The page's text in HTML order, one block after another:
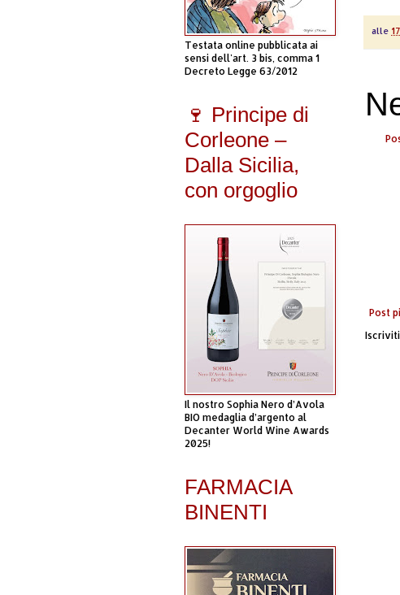
alle
Post
Iscriviti
Testata online pubblicata ai
sensi dell'art. 3 bis, comma 1
Decreto Legge 63/2012
🍷 Principe di
Corleone –
Dalla Sicilia,
con orgoglio
Il nostro Sophia Nero d’Avola
BIO medaglia d’argento al
Decanter World Wine Awards
2025!
FARMACIA
BINENTI